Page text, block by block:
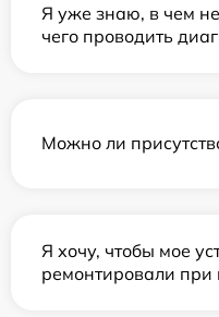
Я уже знаю, в чем
чего проводить
Можно ли
Я хочу, чтобы мое
ремонтировали при